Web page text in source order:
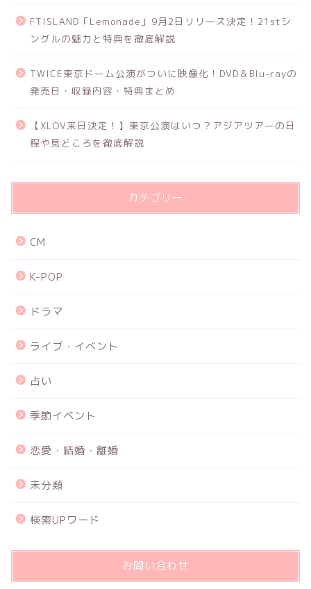
FTISLAND「Lemonade」9月2日リリース決定！21stシ
ングルの魅力と特典を徹底解説
TWICE東京ドーム公演がついに映像化！DVD＆Blu-rayの
発売日・収録内容・特典まとめ
【XLOV来日決定！】東京公演はいつ？アジアツアーの日
程や見どころを徹底解説
カテゴリー
CM
K-POP
ドラマ
ライブ・イベント
占い
季節イベント
恋愛・結婚・離婚
未分類
検索UPワード
お問い合わせ